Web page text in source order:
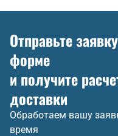
Отправьте
форме
и получите
доставки
Обработаем вашу
время